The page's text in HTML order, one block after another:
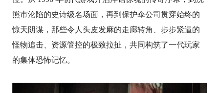
熊市沦陷的史诗级名场面，再到保护伞公司贯穿始终的
惊天阴谋，那些令人头皮发麻的走廊转角、步步紧逼的
怪物追击、资源管控的极致拉扯，共同构筑了一代玩家
的集体恐怖记忆。